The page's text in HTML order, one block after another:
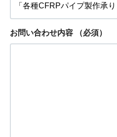
お問い合わせ内容 （必須）